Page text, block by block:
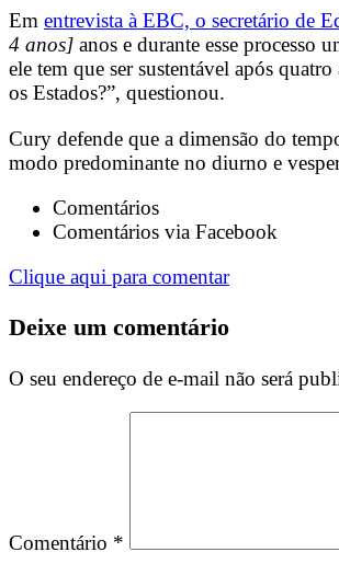
Em entrevista à EBC, o secretário de
4 anos] anos e durante esse processo
ele tem que ser sustentável após
os Estados?”, questionou.
Cury defende que a dimensão do
modo predominante no diurno e
Comentários
Comentários via Facebook
Clique aqui para comentar
Deixe um comentário
O seu endereço de e-mail não será
Comentário *